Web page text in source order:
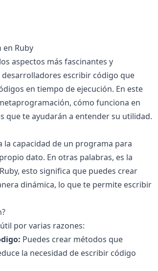
Ruby
aspectos más fascinantes y
escribir código que
en tiempo de ejecución. En este
cómo funciona en
que te ayudarán a entender su utilidad.
capacidad de un programa para
dato. En otras palabras, es la
esto significa que puedes crear
dinámica, lo que te permite escribir
por varias razones:
Puedes crear métodos que
la necesidad de escribir código